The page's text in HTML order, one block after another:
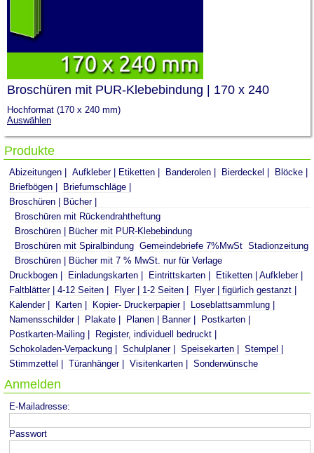
Broschüren mit PUR-Klebebindung | 170 x 240
Hochformat (170 x 240 mm)
Auswählen
Produkte
Abizeitungen Aufkleber | Etiketten Banderolen Bierdeckel
Blöcke
Briefbögen
Briefumschläge
Broschüren | Bücher
Broschüren mit Rückendrahtheftung
Broschüren | Bücher mit PUR-Klebebindung
Broschüren mit Spiralbindung Gemeindebriefe 7%MwSt Stadionzeitung
Broschüren | Bücher mit 7 % MwSt. nur für Verlage
Druckbogen
Einladungskarten Eintrittskarten
Etiketten | Aufkleber
Faltblätter | 4-12 Seiten
Flyer | 1-2 Seiten
Flyer | figürlich gestanzt
Kalender
Karten Kopier- Druckerpapier
Loseblattsammlung
Namensschilder
Plakate Planen | Banner
Postkarten
Postkarten-Mailing
Register, individuell bedruckt
Schokoladen-Verpackung
Schulplaner Speisekarten
Stempel
Stimmzettel
Türanhänger Visitenkarten Sonderwünsche
Anmelden
E-Mailadresse:
Passwort